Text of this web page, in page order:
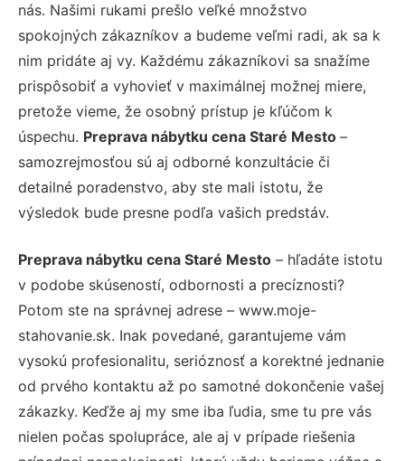
nás. Našimi rukami prešlo veľké množstvo
spokojných zákazníkov a budeme veľmi radi, ak sa k
nim pridáte aj vy. Každému zákazníkovi sa snažíme
prispôsobiť a vyhovieť v maximálnej možnej miere,
pretože vieme, že osobný prístup je kľúčom k
úspechu. Preprava nábytku cena Staré Mesto –
samozrejmosťou sú aj odborné konzultácie či
detailné poradenstvo, aby ste mali istotu, že
výsledok bude presne podľa vašich predstáv.
Preprava nábytku cena Staré Mesto – hľadáte istotu
v podobe skúseností, odbornosti a precíznosti?
Potom ste na správnej adrese – www.moje-
stahovanie.sk. Inak povedané, garantujeme vám
vysokú profesionalitu, serióznosť a korektné jednanie
od prvého kontaktu až po samotné dokončenie vašej
zákazky. Keďže aj my sme iba ľudia, sme tu pre vás
nielen počas spolupráce, ale aj v prípade riešenia